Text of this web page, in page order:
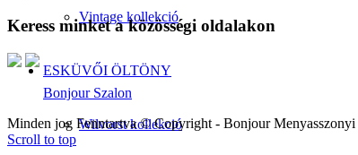
Vintage kollekció
ESKÜVŐI ÖLTÖNY
Wilvorst kollekció
Keress minket a közösségi oldalakon
Bonjour Szalon
Minden jog Fenntartva © Copyright - Bonjour Menyasszonyi
Scroll to top